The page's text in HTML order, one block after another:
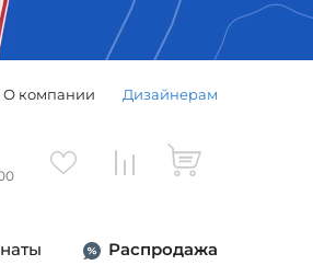
О компании Дизайнерам
Распродажа